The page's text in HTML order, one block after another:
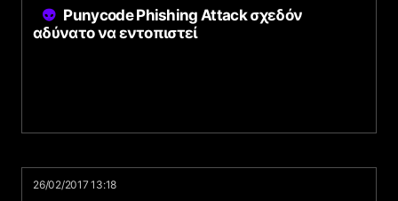
Punycode Phishing Attack σχεδόν
αδύνατο να εντοπιστεί
26/02/2017 13:18